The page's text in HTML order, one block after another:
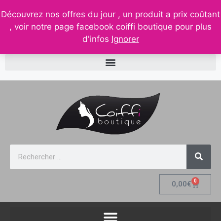
Découvrez nos offres du jour , un produit a prix coûtant
, voir notre page facebook coiffi boutique pour plus
d'infos Ignorer
contact@coiffi.com– tel. 0688261511 – 32, rue de la
république 88210 senones
0,00€ 0